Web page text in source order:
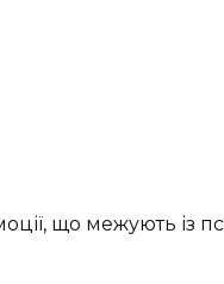
що межують із